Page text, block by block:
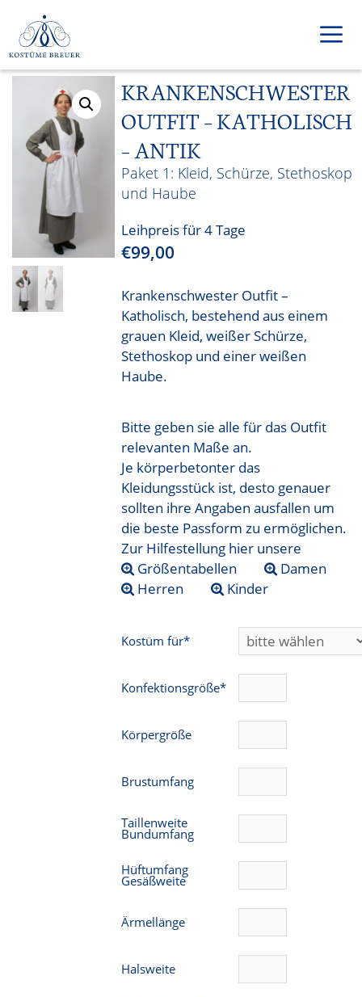
Inhalt
springen
Menu
KRANKENSCHWESTER
OUTFIT – KATHOLISCH
– ANTIK
Kleid, Schürze, Stethoskop
und Haube
Leihpreis für 4 Tage
€99,00
Krankenschwester Outfit –
Katholisch, bestehend aus einem
grauen Kleid, weißer Schürze,
Stethoskop und einer weißen
Haube.
Bitte geben sie alle für das Outfit
relevanten Maße an.
Je körperbetonter das
Kleidungsstück ist, desto genauer
sollten ihre Angaben ausfallen um
die beste Passform zu ermöglichen.
Zur Hilfestellung hier unsere
Größentabellen
Damen
Herren
Kinder
Kostüm für*
Konfektionsgröße*
Körpergröße
Brustumfang
Taillenweite
Bundumfang
Hüftumfang
Gesäßweite
Ärmellänge
Halsweite